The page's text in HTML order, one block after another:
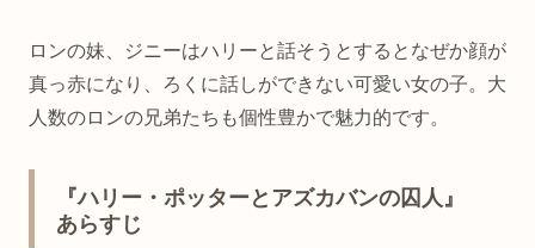
ロンの妹、ジニーはハリーと話そうとするとなぜか顔が
真っ赤になり、ろくに話しができない可愛い女の子。大
人数のロンの兄弟たちも個性豊かで魅力的です。
『ハリー・ポッターとアズカバンの囚人』
あらすじ